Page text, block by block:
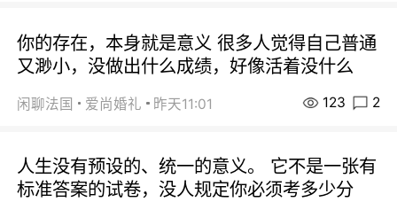
你的存在，本身就是意义 很多人觉得自己普通
又渺小，没做出什么成绩，好像活着没什么
闲聊法国 爱尚婚礼 昨天11:01 123 2
人生没有预设的、统一的意义。 它不是一张有
标准答案的试卷，没人规定你必须考多少分